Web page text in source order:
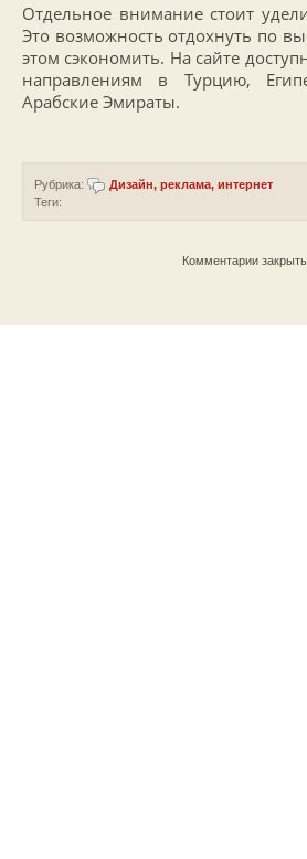
Отдельное внимание стоит
Это возможность отдохнуть по
этом сэкономить. На сайте
направлениям в Турцию,
Арабские Эмираты.
Рубрика:
Дизайн, реклама, интернет
Теги:
Комментарии